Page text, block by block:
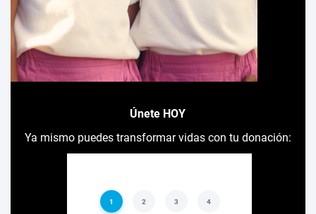
Únete HOY
Ya mismo puedes transformar vidas con tu donación: